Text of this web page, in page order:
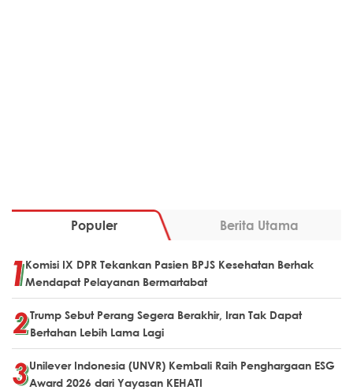
Populer Berita Utama
Komisi IX DPR Tekankan Pasien BPJS Kesehatan Berhak
Mendapat Pelayanan Bermartabat
Trump Sebut Perang Segera Berakhir, Iran Tak Dapat
Bertahan Lebih Lama Lagi
Unilever Indonesia (UNVR) Kembali Raih Penghargaan ESG
Award 2026 dari Yayasan KEHATI